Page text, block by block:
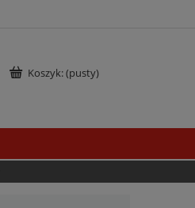
Koszyk:(pusty)